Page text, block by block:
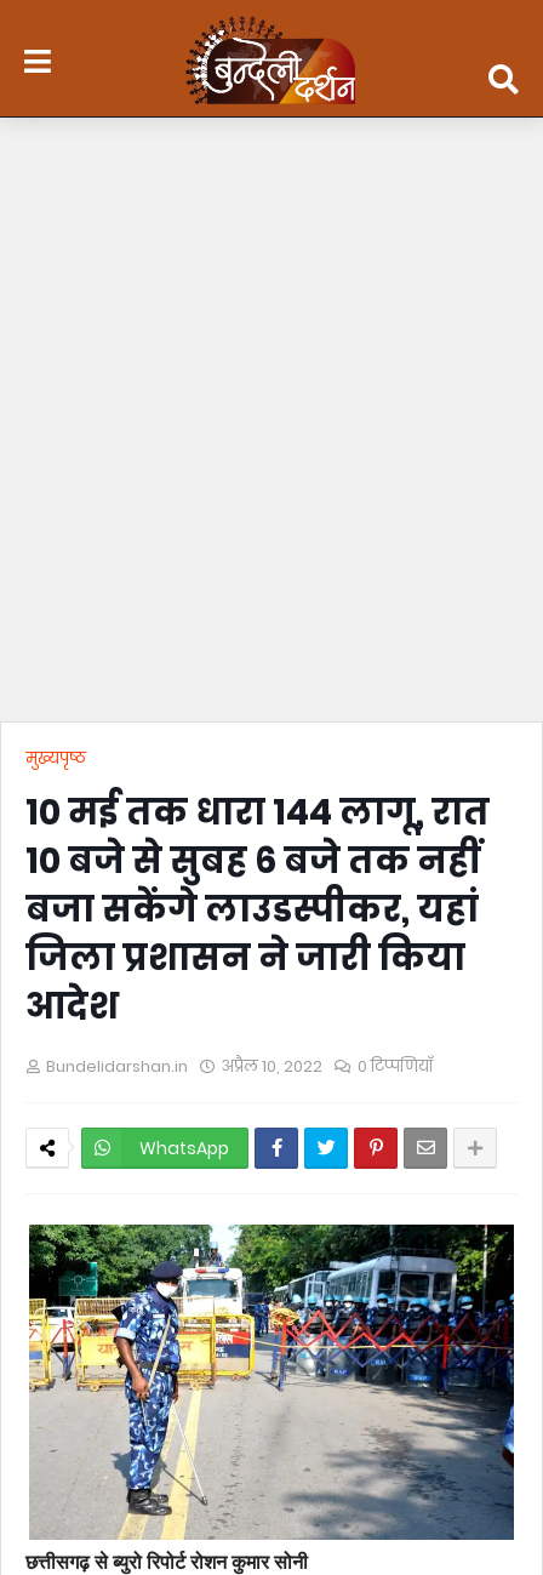
मुख्यपृष्ठ
10 मई तक धारा 144 लागू, रात
10 बजे से सुबह 6 बजे तक नहीं
बजा सकेंगे लाउडस्पीकर, यहां
जिला प्रशासन ने जारी किया
आदेश
Bundelidarshan.in अप्रैल 10, 2022 0 टिप्पणियाँ
WhatsApp
छत्तीसगढ़ से ब्युरो रिपोर्ट रोशन कुमार सोनी